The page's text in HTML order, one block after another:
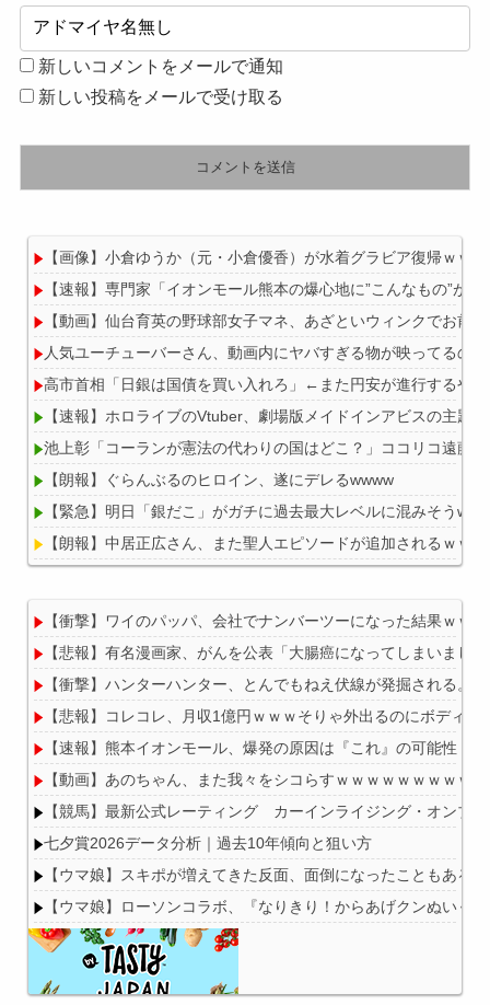
新しいコメントをメールで通知
新しい投稿をメールで受け取る
【画像】小倉ゆうか（元・小倉優香）が水着グラビア復帰ｗｗ
【速報】専門家「イオンモール熊本の爆心地に”こんなもの”が
【動画】仙台育英の野球部女子マネ、あざといウィンクでお前
人気ユーチューバーさん、動画内にヤバすぎる物が映ってるの
高市首相「日銀は国債を買い入れろ」←また円安が進行するやん
【速報】ホロライブのVtuber、劇場版メイドインアビスの主題
池上彰「コーランが憲法の代わりの国はどこ？」ココリコ遠藤
【朗報】ぐらんぶるのヒロイン、遂にデレるwwww
【緊急】明日「銀だこ」がガチに過去最大レベルに混みそう
【朗報】中居正広さん、また聖人エピソードが追加されるｗｗ
Powered by livedoor 相互RSS
【衝撃】ワイのパッパ、会社でナンバーツーになった結果ｗｗ
【悲報】有名漫画家、がんを公表「大腸癌になってしまいまし
【衝撃】ハンターハンター、とんでもねえ伏線が発掘される。
【悲報】コレコレ、月収1億円ｗｗｗそりゃ外出るのにボディ
【速報】熊本イオンモール、爆発の原因は『これ』の可能性
【動画】あのちゃん、また我々をシコらすｗｗｗｗｗｗｗｗｗ
【競馬】最新公式レーティング カーインライジング・オン
七夕賞2026データ分析｜過去10年傾向と狙い方
【ウマ娘】スキポが増えてきた反面、面倒になったこともある
【ウマ娘】ローソンコラボ、『なりきり！からあげクンぬいぐ